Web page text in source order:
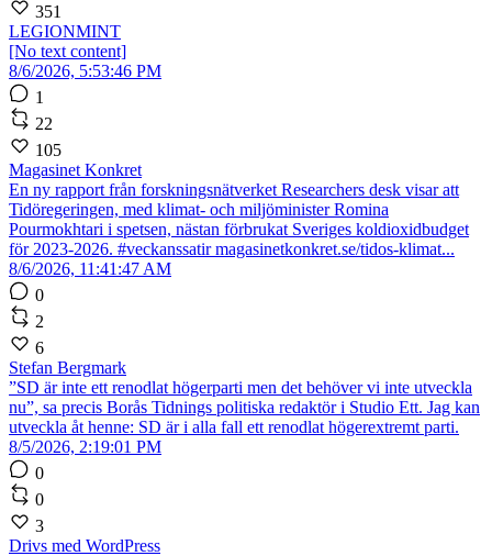
351
LEGIONMINT
[No text content]
8/6/2026, 5:53:46 PM
1
22
105
Magasinet Konkret
En ny rapport från forskningsnätverket Researchers desk visar att
Tidöregeringen, med klimat- och miljöminister Romina
Pourmokhtari i spetsen, nästan förbrukat Sveriges koldioxidbudget
för 2023-2026. #veckanssatir magasinetkonkret.se/tidos-klimat...
8/6/2026, 11:41:47 AM
0
2
6
Stefan Bergmark
”SD är inte ett renodlat högerparti men det behöver vi inte utveckla
nu”, sa precis Borås Tidnings politiska redaktör i Studio Ett. Jag kan
utveckla åt henne: SD är i alla fall ett renodlat högerextremt parti.
8/5/2026, 2:19:01 PM
0
0
3
Drivs med WordPress